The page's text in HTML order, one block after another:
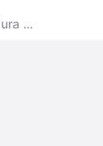
Ledvance havelampe Endura Style Lantern Modern 90 cm